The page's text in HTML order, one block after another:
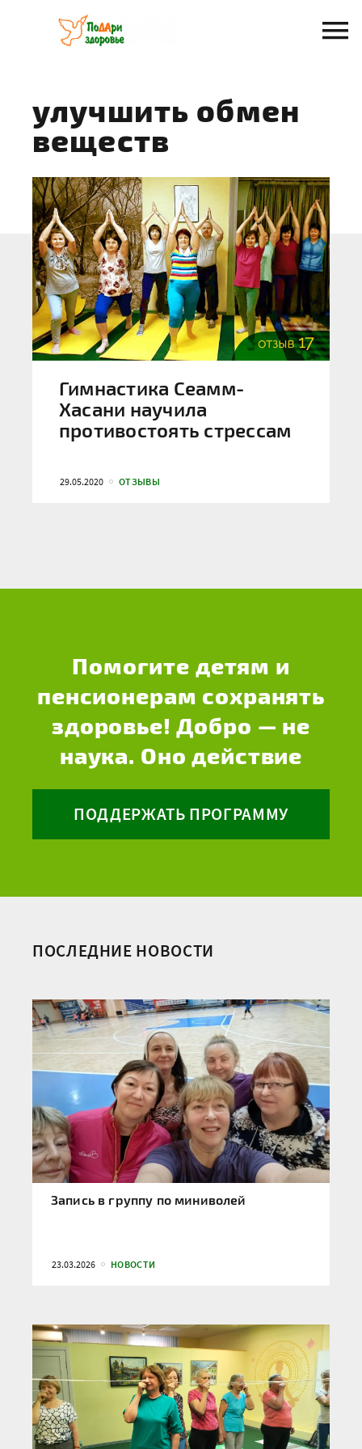
содержанию
улучшить обмен
веществ
Гимнастика Сеамм-
Хасани научила
противостоять стрессам
29.05.2020 ОТЗЫВЫ
Помогите детям и
пенсионерам сохранять
здоровье! Добро — не
наука. Оно действие
ПОДДЕРЖАТЬ ПРОГРАММУ
ПОСЛЕДНИЕ НОВОСТИ
Запись в группу по миниволей
23.03.2026 НОВОСТИ